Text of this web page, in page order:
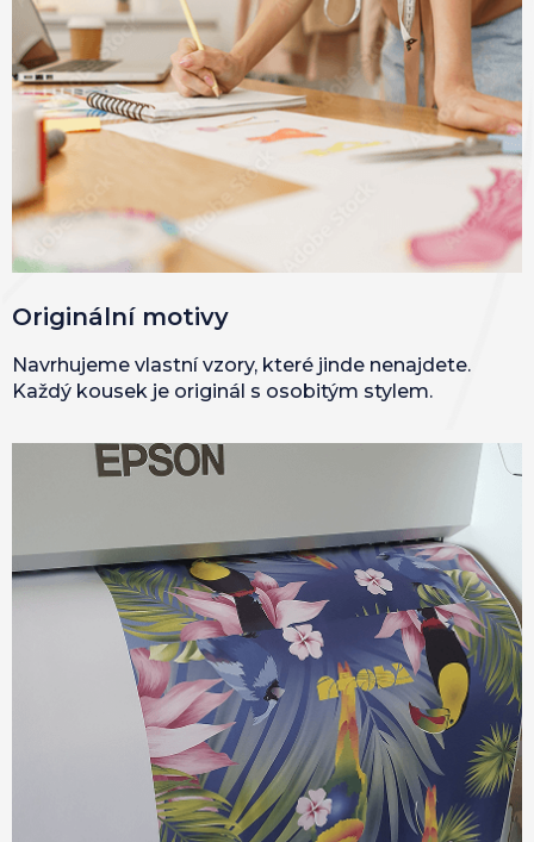
Originální motivy
Navrhujeme vlastní vzory, které jinde nenajdete.
Každý kousek je originál s osobitým stylem.